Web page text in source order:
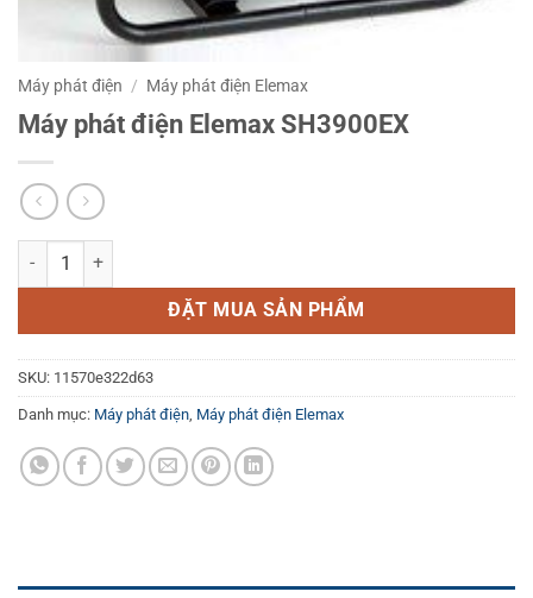
Máy phát điện / Máy phát điện Elemax
Máy phát điện Elemax SH3900EX
Máy phát điện Elemax SH3900EX số lượng
ĐẶT MUA SẢN PHẨM
SKU: 11570e322d63
Danh mục: Máy phát điện Máy phát điện Elemax